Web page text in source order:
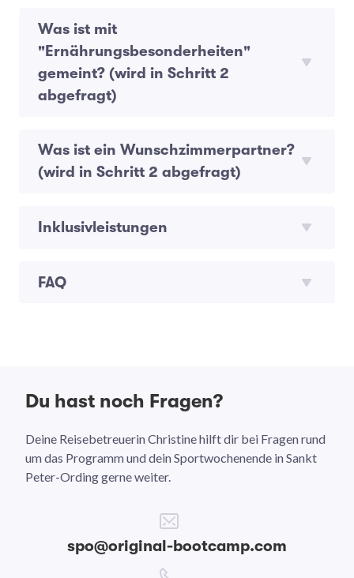
Was ist mit
"Ernährungsbesonderheiten"
gemeint? (wird in Schritt 2
abgefragt)
Was ist ein Wunschzimmerpartner?
(wird in Schritt 2 abgefragt)
Inklusivleistungen
FAQ
Du hast noch Fragen?
Deine Reisebetreuerin Christine hilft dir bei Fragen rund
um das Programm und dein Sportwochenende in Sankt
Peter-Ording gerne weiter.
spo@original-bootcamp.com